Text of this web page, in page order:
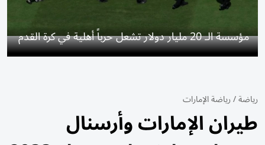
مؤسسة الـ 20 مليار دولار تشعل حرباً أهلية في كرة القدم
رياضة/رياضة الإمارات
طيران الإمارات وأرسنال